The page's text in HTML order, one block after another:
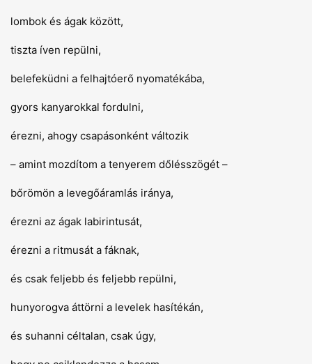
lombok és ágak között,
tiszta íven repülni,
belefeküdni a felhajtóerő nyomatékába,
gyors kanyarokkal fordulni,
érezni, ahogy csapásonként változik
– amint mozdítom a tenyerem dőlésszögét –
bőrömön a levegőáramlás iránya,
érezni az ágak labirintusát,
érezni a ritmusát a fáknak,
és csak feljebb és feljebb repülni,
hunyorogva áttörni a levelek hasítékán,
és suhanni céltalan, csak úgy,